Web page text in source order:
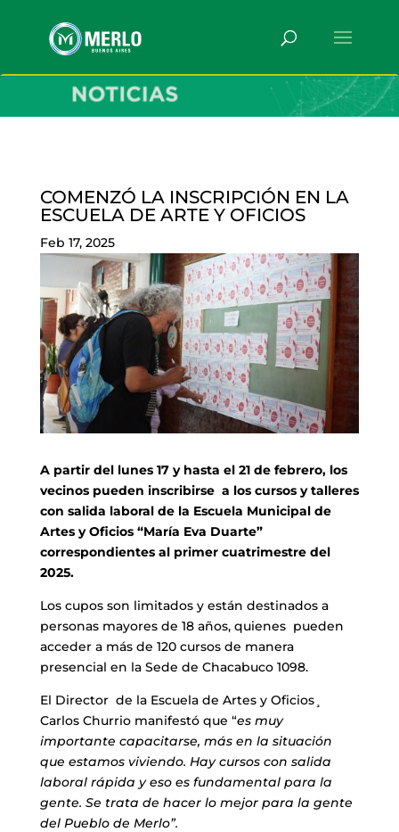
COMENZÓ LA INSCRIPCIÓN EN LA
ESCUELA DE ARTE Y OFICIOS
Feb 17, 2025
A partir del lunes 17 y hasta el 21 de febrero, los
vecinos pueden inscribirse a los cursos y talleres
con salida laboral de la Escuela Municipal de
Artes y Oficios “María Eva Duarte”
correspondientes al primer cuatrimestre del
2025.
Los cupos son limitados y están destinados a
personas mayores de 18 años, quienes pueden
acceder a más de 120 cursos de manera
presencial en la Sede de Chacabuco 1098.
El Director de la Escuela de Artes y Oficios¸
Carlos Churrio manifestó que “es muy
importante capacitarse, más en la situación
que estamos viviendo. Hay cursos con salida
laboral rápida y eso es fundamental para la
gente. Se trata de hacer lo mejor para la gente
del Pueblo de Merlo”.